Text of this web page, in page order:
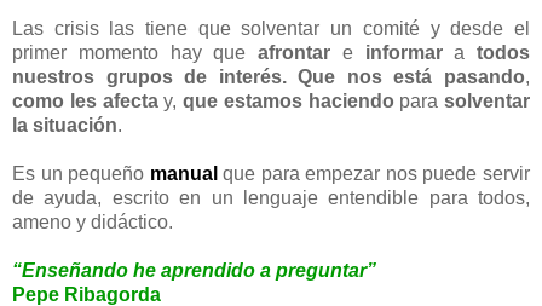
Las crisis las tiene que solventar un comité y desde el
primer momento hay que afrontar e informara todos
nuestros grupos de interés. Que nos está pasando,
como les afectay, que estamos haciendo para solventar
la situación.
Es un pequeño manual que para empezar nos puede servir
de ayuda, escrito en un lenguaje entendible para todos,
ameno y didáctico.
“Enseñando he aprendido a preguntar”
Pepe Ribagorda